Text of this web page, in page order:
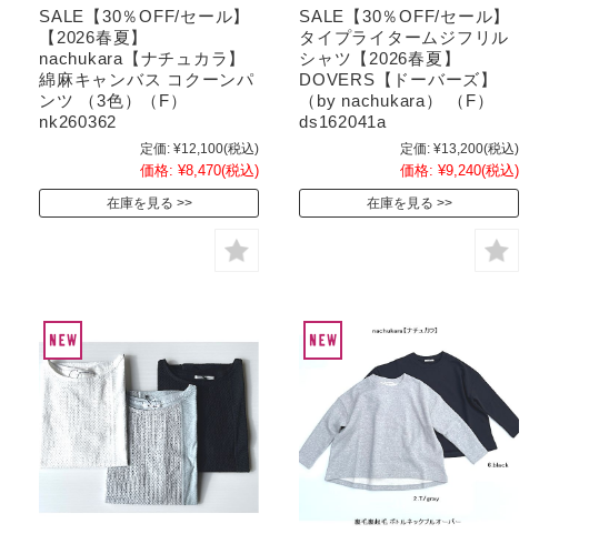
SALE【30％OFF/セール】
【2026春夏】
nachukara【ナチュカラ】
綿麻キャンバス コクーンパ
ンツ （3色）（F）
nk260362
定価: ¥12,100(税込)
価格: ¥8,470(税込)
在庫を見る
SALE【30％OFF/セール】
タイプライタームジフリル
シャツ【2026春夏】
DOVERS【ドーバーズ】
（by nachukara） （F）
ds162041a
定価: ¥13,200(税込)
価格: ¥9,240(税込)
在庫を見る